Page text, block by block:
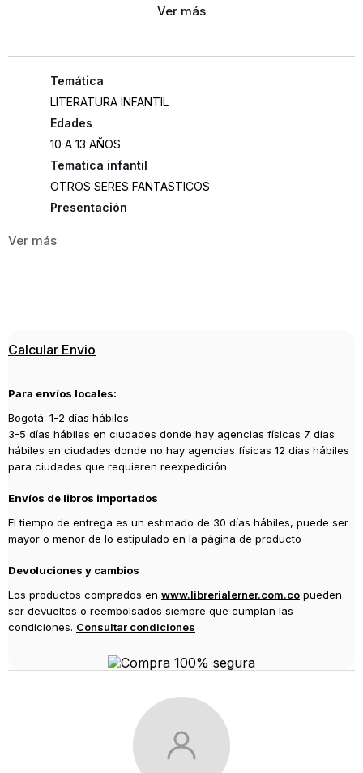
amena, explicando, de paso, términos y conceptos como arquetipo
LITERATURA INFANTIL
Edades
10 A 13 AÑOS
Tematica infantil
OTROS SERES FANTASTICOS
Presentación
BULULU
2019
Calcular Envio
Para envíos locales:
Bogotá: 1-2 días hábiles
3-5 días hábiles en ciudades donde hay agencias físicas 7 días
hábiles en ciudades donde no hay agencias físicas 12 días hábiles
para ciudades que requieren reexpedición
Envíos de libros importados
El tiempo de entrega es un estimado de 30 días hábiles, puede ser
mayor o menor de lo estipulado en la página de producto
Devoluciones y cambios
Los productos comprados en www.librerialerner.com.co pueden
ser devueltos o reembolsados siempre que cumplan las
condiciones. Consultar condiciones